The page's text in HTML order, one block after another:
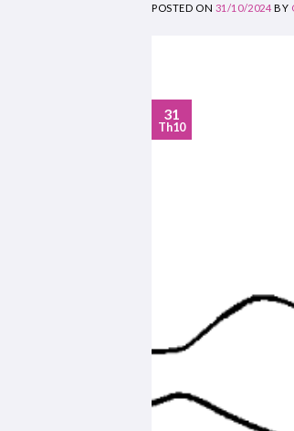
POSTED ON 31/10/2024 BY
31
Th10